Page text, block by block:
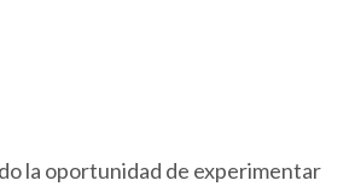
la oportunidad de experimentar